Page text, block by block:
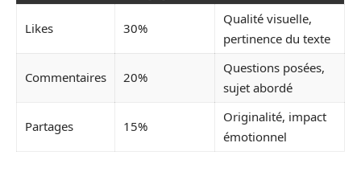
Likes 30%
Qualité visuelle,
pertinence du texte
Commentaires 20%
Questions posées,
sujet abordé
Partages 15%
Originalité, impact
émotionnel